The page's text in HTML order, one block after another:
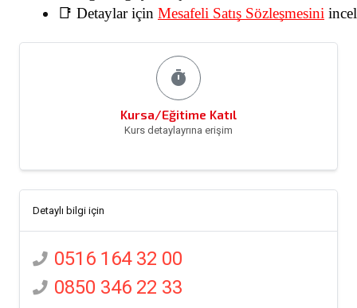
📑 Detaylar için Mesafeli Satış Sözleşmesini
timer
Kursa/Eğitime Katıl
Kurs detaylayrına erişim
Detaylı bilgi için
0516 164 32 00
0850 346 22 33